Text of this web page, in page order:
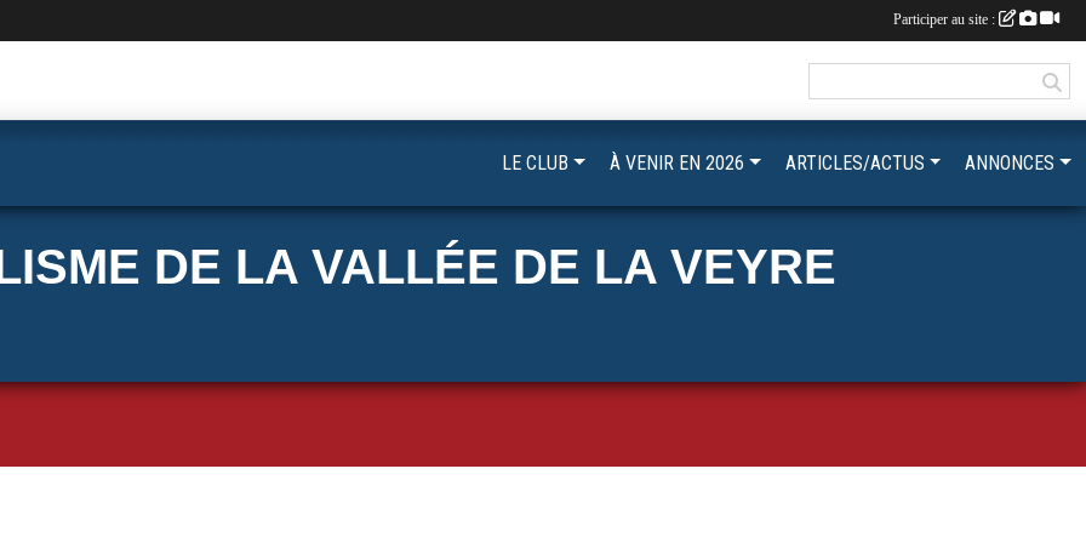
DE LA VALLÉE DE LA VEYRE
LE CLUB À VENIR EN 2026 ARTICLES/ACTUS ANNONCES
Participer au site :